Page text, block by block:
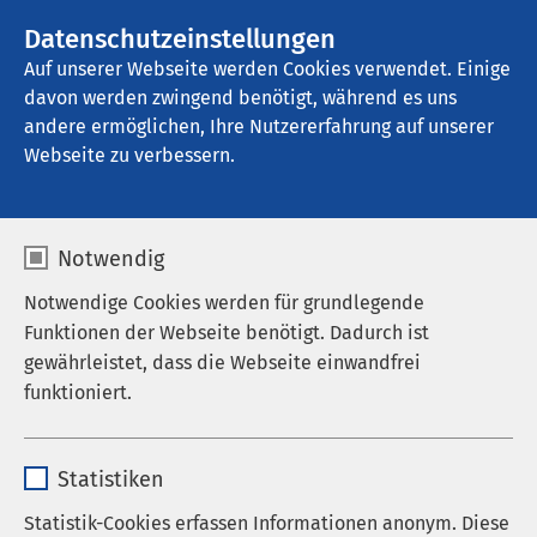
Datenschutzeinstellungen
Auf unserer Webseite werden Cookies verwendet. Einige
davon werden zwingend benötigt, während es uns
andere ermöglichen, Ihre Nutzererfahrung auf unserer
Webseite zu verbessern.
Notwendig
Notwendige Cookies werden für grundlegende
Funktionen der Webseite benötigt. Dadurch ist
gewährleistet, dass die Webseite einwandfrei
funktioniert.
Anbieter sgalinski
Statistiken
Statistik-Cookies erfassen Informationen anonym. Diese
AMEOS Klinikum Oschersleben
Medizinproduktesicherh
eit
Bitte beachten Sie:
Unsere Erreichbarkeit per E-Mail ist derzeit nicht
möglich. Bitte nutzen Sie unser
Online-Kontaktformular